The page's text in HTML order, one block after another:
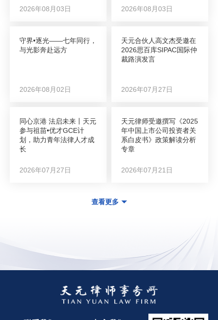
2026年08月03日 2026年08月03日
守界•逐光——七年同行，
与光影奔赴远方
2026年08月02日
天元合伙人高文杰受邀在
2026思百库SIPAC国际仲
裁路演发言
2026年07月27日
同心京港 法启未来丨天元
参与祖苗•优才GCE计
划，助力青年法律人才成
长
2026年07月27日
天元律师受邀撰写《2025
年中国上市公司投资者关
系白皮书》政策解读分析
专章
2026年07月21日
查看更多